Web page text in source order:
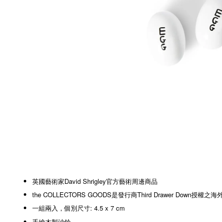
英國藝術家David Shrigley官方藝術周邊商品
the COLLECTORS GOODS是發行商Third Drawer Down授權之海
一組兩入，個別尺寸: 4.5 x 7 cm